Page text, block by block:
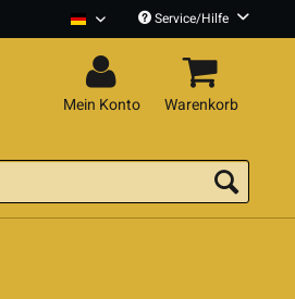
Montreal DeutschService/Hilfe
Mein Konto Warenkorb